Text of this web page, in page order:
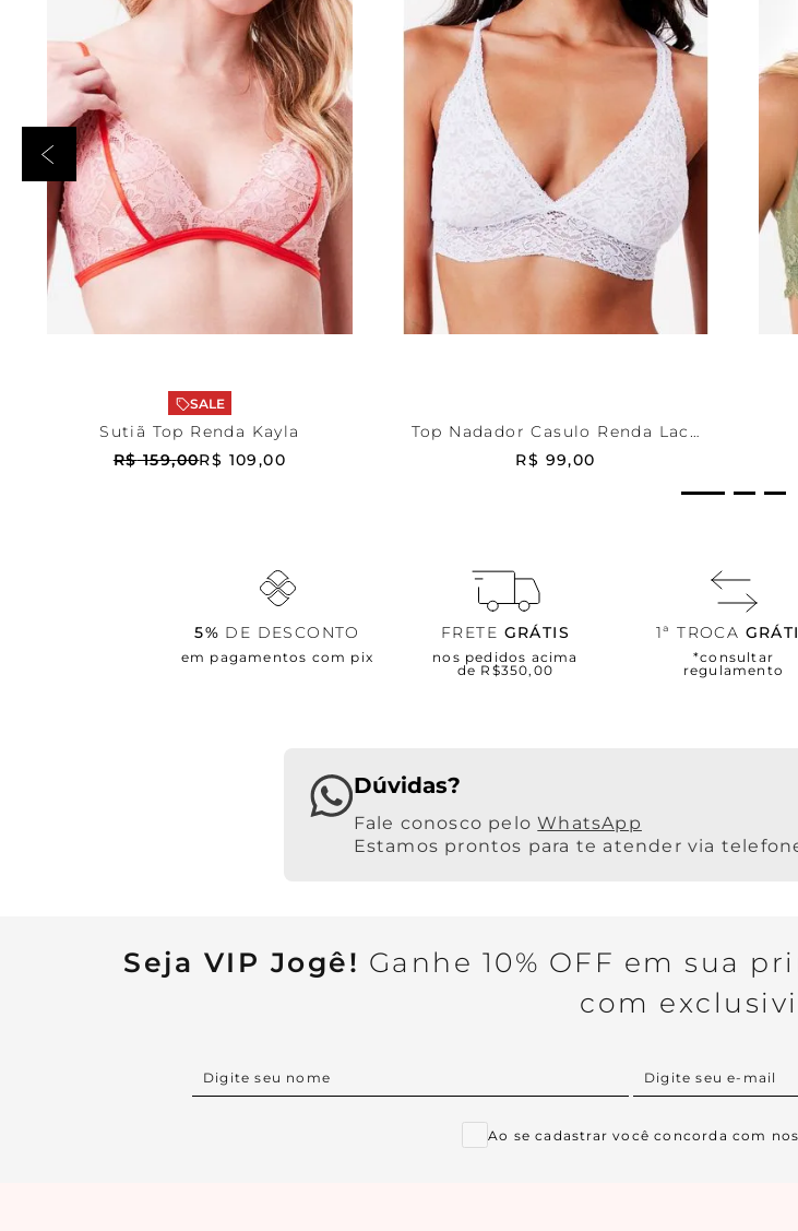
SALE
Sutiã Top Renda Kayla
R$ 159,00R$ 109,00
Top Nadador Casulo Renda Lace
Color
R$ 99,00
5% DE DESCONTO
em pagamentos com pix
FRETE GRÁTIS
nos pedidos acima
de R$350,00
1ª TROCA
*consultar
regulamento
Dúvidas?
WhatsApp
Estamos prontos para te atender via
Seja VIP Jogê! Ganhe 10% OFF em sua
com
Ao se cadastrar você concorda com